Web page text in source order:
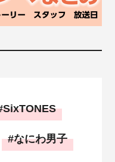
SixTONES
なにわ男子